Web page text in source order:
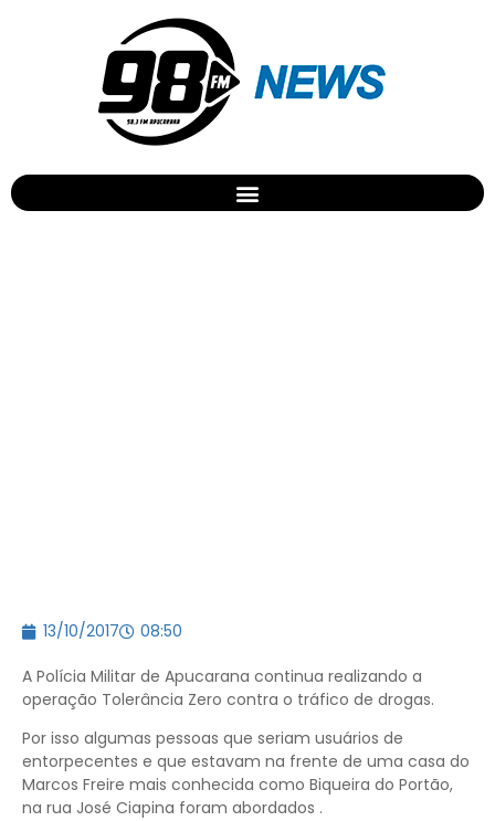
13/10/2017 08:50
A Polícia Militar de Apucarana continua realizando a
operação Tolerância Zero contra o tráfico de drogas.
Por isso algumas pessoas que seriam usuários de
entorpecentes e que estavam na frente de uma casa do
Marcos Freire mais conhecida como Biqueira do Portão,
na rua José Ciapina foram abordados .